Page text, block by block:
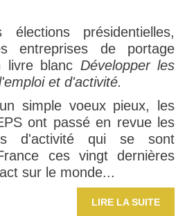
présidentielles,
entreprises de portage
livre blanc Développer les
et d'activité.
simple voeux pieux, les
ont passé en revue les
d'activité qui se sont
ces vingt dernières
sur le monde...
LIRE LA SUITE